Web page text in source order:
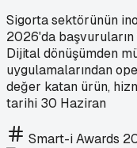
Sigorta sektörünün
2026'da başvuruların
Dijital dönüşümden
uygulamalarından
değer katan ürün,
tarihi 30 Haziran
Smart-i Awards